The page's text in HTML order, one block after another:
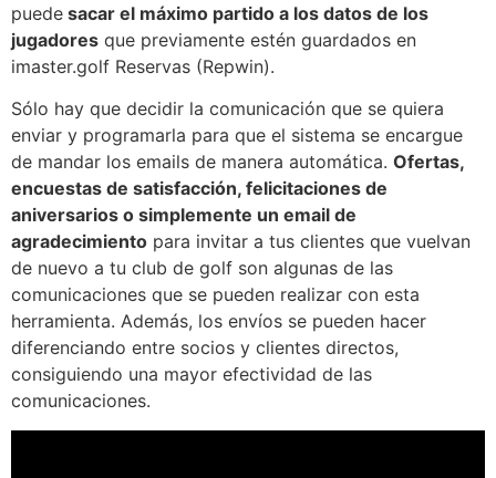
puede sacar el máximo partido a los datos de los
jugadores que previamente estén guardados en
imaster.golf Reservas (Repwin).
Sólo hay que decidir la comunicación que se quiera
enviar y programarla para que el sistema se encargue
de mandar los emails de manera automática. Ofertas,
encuestas de satisfacción, felicitaciones de
aniversarios o simplemente un email de
agradecimiento para invitar a tus clientes que vuelvan
de nuevo a tu club de golf son algunas de las
comunicaciones que se pueden realizar con esta
herramienta. Además, los envíos se pueden hacer
diferenciando entre socios y clientes directos,
consiguiendo una mayor efectividad de las
comunicaciones.